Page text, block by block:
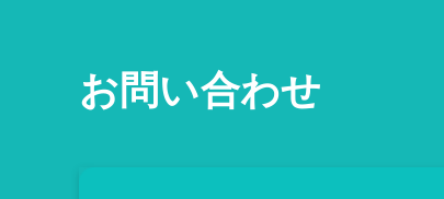
お問い合わせ